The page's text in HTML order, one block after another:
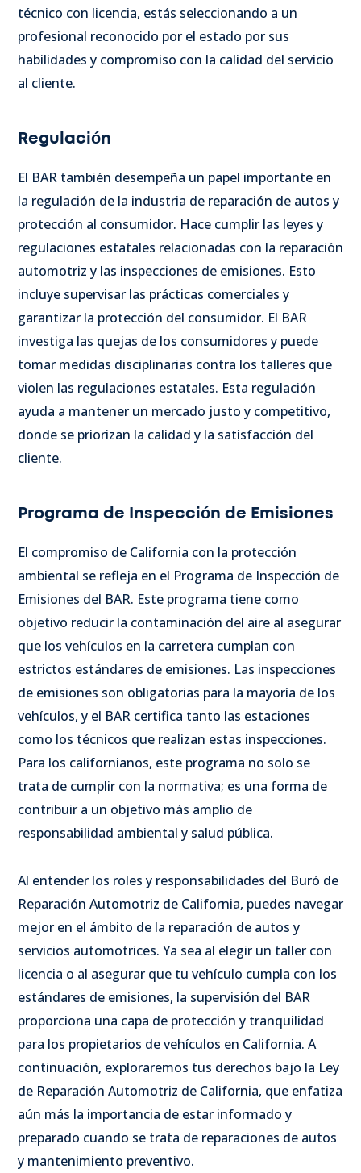
técnico con licencia, estás seleccionando a un
profesional reconocido por el estado por sus
habilidades y compromiso con la calidad del servicio
al cliente.
Regulación
El BAR también desempeña un papel importante en
la regulación de la industria de reparación de autos y
protección al consumidor. Hace cumplir las leyes y
regulaciones estatales relacionadas con la reparación
automotriz y las inspecciones de emisiones. Esto
incluye supervisar las prácticas comerciales y
garantizar la protección del consumidor. El BAR
investiga las quejas de los consumidores y puede
tomar medidas disciplinarias contra los talleres que
violen las regulaciones estatales. Esta regulación
ayuda a mantener un mercado justo y competitivo,
donde se priorizan la calidad y la satisfacción del
cliente.
Programa de Inspección de Emisiones
El compromiso de California con la protección
ambiental se refleja en el Programa de Inspección de
Emisiones del BAR. Este programa tiene como
objetivo reducir la contaminación del aire al asegurar
que los vehículos en la carretera cumplan con
estrictos estándares de emisiones. Las inspecciones
de emisiones son obligatorias para la mayoría de los
vehículos, y el BAR certifica tanto las estaciones
como los técnicos que realizan estas inspecciones.
Para los californianos, este programa no solo se
trata de cumplir con la normativa; es una forma de
contribuir a un objetivo más amplio de
responsabilidad ambiental y salud pública.
Al entender los roles y responsabilidades del Buró de
Reparación Automotriz de California, puedes navegar
mejor en el ámbito de la reparación de autos y
servicios automotrices. Ya sea al elegir un taller con
licencia o al asegurar que tu vehículo cumpla con los
estándares de emisiones, la supervisión del BAR
proporciona una capa de protección y tranquilidad
para los propietarios de vehículos en California. A
continuación, exploraremos tus derechos bajo la Ley
de Reparación Automotriz de California, que enfatiza
aún más la importancia de estar informado y
preparado cuando se trata de reparaciones de autos
y mantenimiento preventivo.